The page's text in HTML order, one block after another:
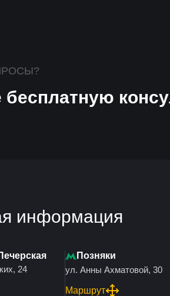
бесплатную
информация
24
Позняки
ул. Анны Ахматовой, 30
Маршрут